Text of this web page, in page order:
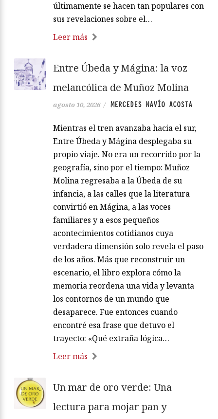
últimamente se hacen tan populares con
sus revelaciones sobre el…
Leer más
Entre Úbeda y Mágina: la voz
melancólica de Muñoz Molina
agosto 10, 2026 / MERCEDES NAVÍO ACOSTA
Mientras el tren avanzaba hacia el sur,
Entre Úbeda y Mágina desplegaba su
propio viaje. No era un recorrido por la
geografía, sino por el tiempo: Muñoz
Molina regresaba a la Úbeda de su
infancia, a las calles que la literatura
convirtió en Mágina, a las voces
familiares y a esos pequeños
acontecimientos cotidianos cuya
verdadera dimensión solo revela el paso
de los años. Más que reconstruir un
escenario, el libro explora cómo la
memoria reordena una vida y levanta
los contornos de un mundo que
desaparece. Fue entonces cuando
encontré esa frase que detuvo el
trayecto: «Qué extraña lógica…
Leer más
Un mar de oro verde: Una
lectura para mojar pan y